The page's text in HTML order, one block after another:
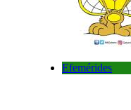
Efemérides